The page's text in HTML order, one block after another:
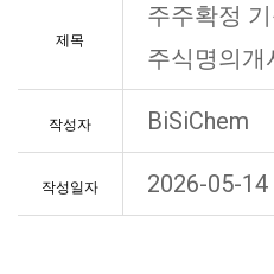
제목
주주확정
주식명의개
작성자 BiSiChem
작성일자 2026-05-14